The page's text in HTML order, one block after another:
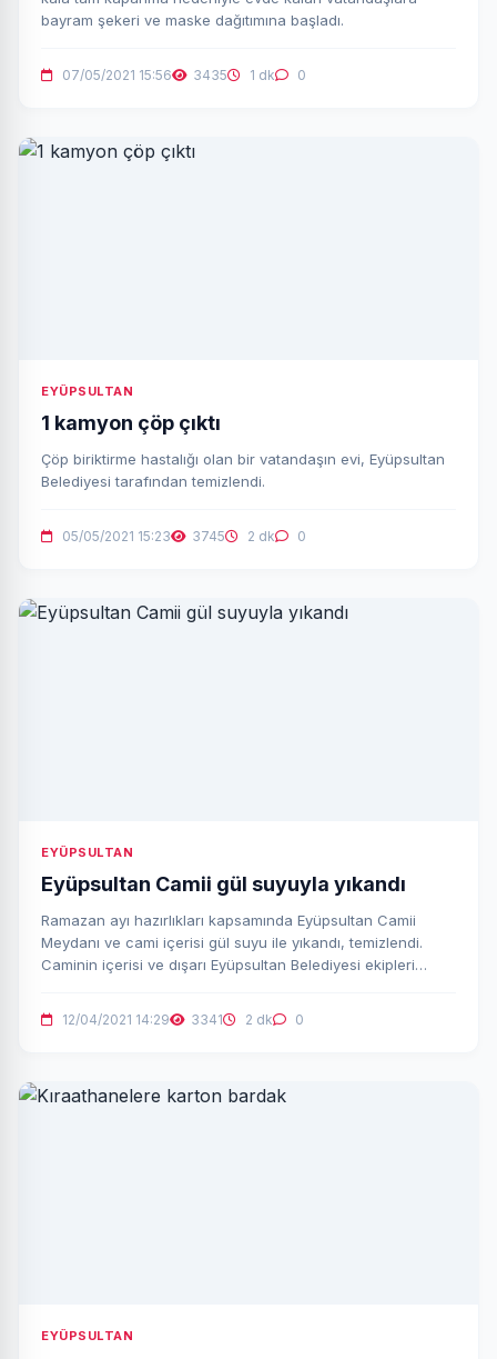
bayram şekeri ve maske dağıtımına başladı.
07/05/2021 15:56 3435 1 dk 0
EYÜPSULTAN
1 kamyon çöp çıktı
Çöp biriktirme hastalığı olan bir vatandaşın evi, Eyüpsultan
Belediyesi tarafından temizlendi.
05/05/2021 15:23 3745 2 dk 0
EYÜPSULTAN
Eyüpsultan Camii gül suyuyla yıkandı
Ramazan ayı hazırlıkları kapsamında Eyüpsultan Camii
Meydanı ve cami içerisi gül suyu ile yıkandı, temizlendi.
Caminin içerisi ve dışarı Eyüpsultan Belediyesi ekipleri
12/04/2021 14:29 3341 2 dk 0
EYÜPSULTAN